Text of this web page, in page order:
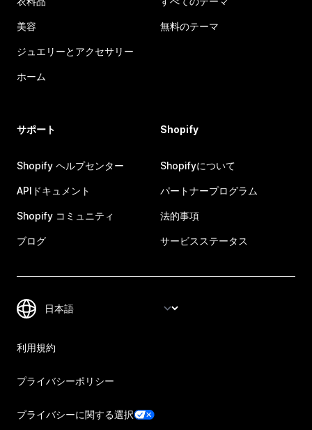
美容
ジュエリーとアクセサリー
ホーム
無料のテーマ
サポート
Shopify ヘルプセンター
APIドキュメント
Shopify コミュニティ
ブログ
Shopify
Shopifyについて
パートナープログラム
法的事項
サービスステータス
利用規約
プライバシーポリシー
プライバシーに関する選択